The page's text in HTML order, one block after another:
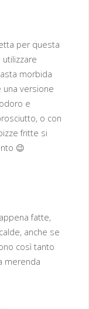
per questa
morbida
versione
e
o con
fritte si
😉
fatte,
anche se
così tanto
merenda